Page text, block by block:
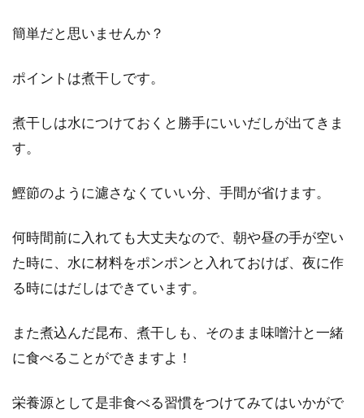
簡単だと思いませんか？
ポイントは煮干しです。
煮干しは水につけておくと勝手にいいだしが出てきま
す。
鰹節のように濾さなくていい分、手間が省けます。
何時間前に入れても大丈夫なので、朝や昼の手が空い
た時に、水に材料をポンポンと入れておけば、夜に作
る時にはだしはできています。
また煮込んだ昆布、煮干しも、そのまま味噌汁と一緒
に食べることができますよ！
栄養源として是非食べる習慣をつけてみてはいかがで